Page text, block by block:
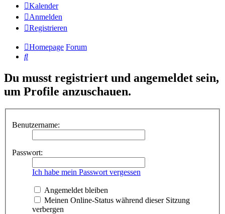
Kalender
Anmelden
Registrieren
Homepage Forum
Suche
Du musst registriert und angemeldet sein,
um Profile anzuschauen.
Benutzername:
Passwort:
Ich habe mein Passwort vergessen
Angemeldet bleiben
Meinen Online-Status während dieser Sitzung
verbergen